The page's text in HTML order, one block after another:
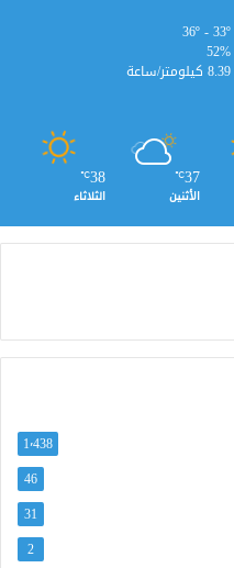
36º - 33º
52%
8.39 كيلومتر/ساعة
37
℃
الأثنين
38
℃
الثلاثاء
1٬438
46
31
2